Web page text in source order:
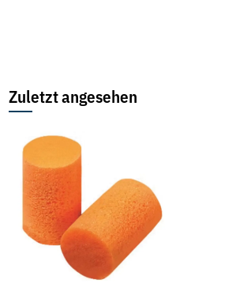
Zuletzt angesehen